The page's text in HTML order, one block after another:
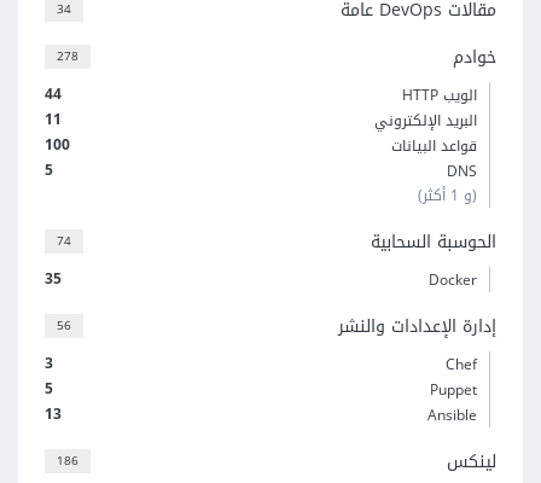
34 مقالات DevOps عامة
278 خوادم
44
الويب HTTP
11
البريد الإلكتروني
100
قواعد البيانات
5
DNS
(و 1 أكثر)
74 الحوسبة السحابية
35 Docker
56 إدارة الإعدادات والنشر
3
Chef
5
Puppet
13
Ansible
186 لينكس